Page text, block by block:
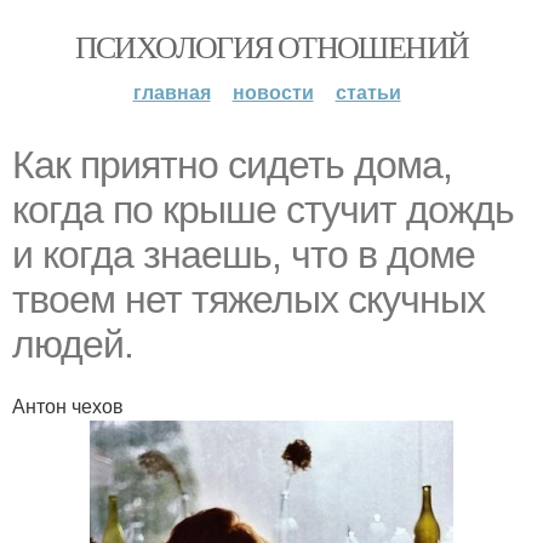
ПСИХОЛОГИЯ ОТНОШЕНИЙ
главная новости статьи
Как приятно сидеть дома,
когда по крыше стучит дождь
и когда знаешь, что в доме
твоем нет тяжелых скучных
людей.
Антон чехов